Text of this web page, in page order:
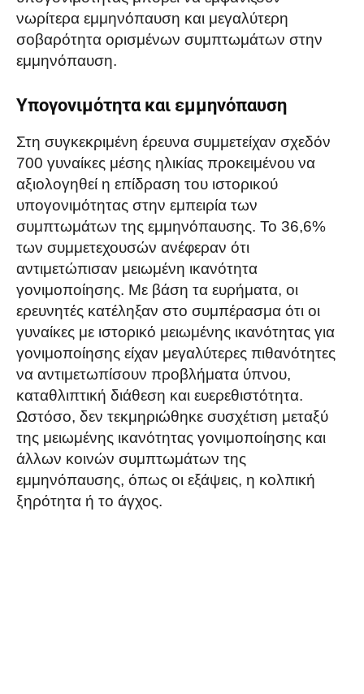
νωρίτερα εμμηνόπαυση και μεγαλύτερη
σοβαρότητα ορισμένων συμπτωμάτων στην
εμμηνόπαυση.
Υπογονιμότητα και εμμηνόπαυση
Στη συγκεκριμένη έρευνα συμμετείχαν σχεδόν
700 γυναίκες μέσης ηλικίας προκειμένου να
αξιολογηθεί η επίδραση του ιστορικού
υπογονιμότητας στην εμπειρία των
συμπτωμάτων της εμμηνόπαυσης. Το 36,6%
των συμμετεχουσών ανέφεραν ότι
αντιμετώπισαν μειωμένη ικανότητα
γονιμοποίησης. Με βάση τα ευρήματα, οι
ερευνητές κατέληξαν στο συμπέρασμα ότι οι
γυναίκες με ιστορικό μειωμένης ικανότητας για
γονιμοποίησης είχαν μεγαλύτερες πιθανότητες
να αντιμετωπίσουν προβλήματα ύπνου,
καταθλιπτική διάθεση και ευερεθιστότητα.
Ωστόσο, δεν τεκμηριώθηκε συσχέτιση μεταξύ
της μειωμένης ικανότητας γονιμοποίησης και
άλλων κοινών συμπτωμάτων της
εμμηνόπαυσης, όπως οι εξάψεις, η κολπική
ξηρότητα ή το άγχος.